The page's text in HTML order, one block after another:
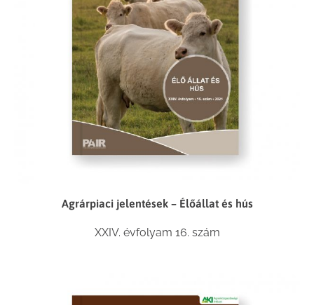
Agrárpiaci jelentések – Élőállat és hús
XXIV. évfolyam 16. szám